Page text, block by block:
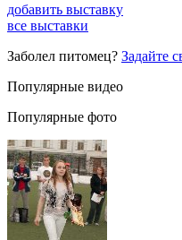
добавить выставку
все выставки
Заболел питомец? Задайте
Популярные видео
Популярные фото